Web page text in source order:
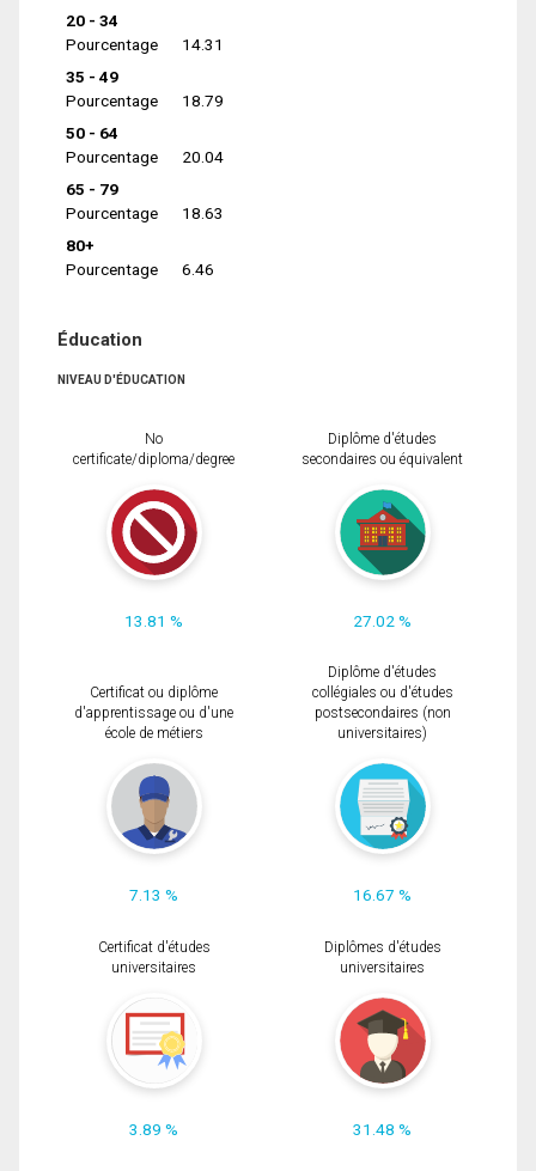
20 - 34
Pourcentage
14.31
35 - 49
Pourcentage
18.79
50 - 64
Pourcentage
20.04
65 - 79
Pourcentage
18.63
80+
Pourcentage
6.46
Éducation
NIVEAU D'ÉDUCATION
No
certificate/diploma/degree
13.81 %
Diplôme d'études
secondaires ou équivalent
27.02 %
Certificat ou diplôme
d'apprentissage ou d'une
école de métiers
7.13 %
Diplôme d'études
collégiales ou d'études
postsecondaires (non
universitaires)
16.67 %
Certificat d'études
universitaires
3.89 %
Diplômes d'études
universitaires
31.48 %